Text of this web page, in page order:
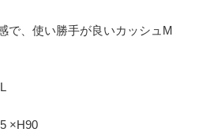
で、使い勝手が良いカッシュM
×H90